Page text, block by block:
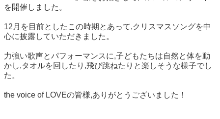
を開催しました。
12月を目前としたこの時期とあって,クリスマスソングを中
心に披露していただきました。
力強い歌声とパフォーマンスに,子どもたちは自然と体を動
かし,タオルを回したり,飛び跳ねたりと楽しそうな様子でし
た。
the voice of LOVEの皆様,ありがとうございました！